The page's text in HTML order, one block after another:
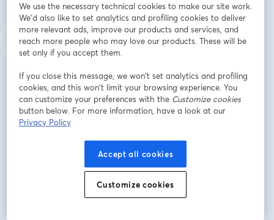
ChatGPT.
✅ Te guiaré paso a paso para configurar Bing
Webmaster Tools y activar IndexNow, asegurando que
✅ También te explicaré cómo adaptar los metadatos,
el contenido y la estructura de tu web para que
ChatGPT pueda recomendarla con autoridad,
Este directo está pensado para propietarios de
tiendas online, consultores SEO y marketers que
quieren adelantarse al futuro del posicionamiento en
We use the necessary technical cookies to make our site work.
We'd also like to set analytics and profiling cookies to deliver
more relevant ads, improve our products and services, and
reach more people who may love our products. These will be
set only if you accept them.
If you close this message, we won’t set analytics and profiling
cookies, and this won’t limit your browsing experience. You
can customize your preferences with the Customize cookies
button below. For more information, have a look at our
Privacy Policy
Accept all cookies
Customize cookies